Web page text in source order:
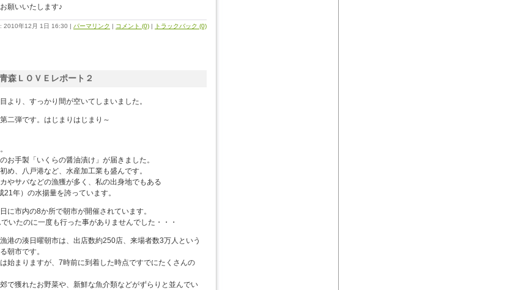
願いいたします♪
: 2010年12月 1日 16:30 パーマリンク コメント (0) トラックバック (0)
森ＬＯＶＥレポート２
より、すっかり間が空いてしまいました。
二弾です。はじまりはじまり～
お手製「いくらの醤油漬け」が届きました。
め、八戸港など、水産加工業も盛んです。
やサバなどの漁獲が多く、私の出身地でもある
21年）の水揚量を誇っています。
に市内の8か所で朝市が開催されています。
いたのに一度も行った事がありませんでした・・・
港の湊日曜朝市は、出店数約250店、来場者数3万人という
朝市です。
始まりますが、7時前に到着した時点ですでにたくさんの
で獲れたお野菜や、新鮮な魚介類などがずらりと並んでい